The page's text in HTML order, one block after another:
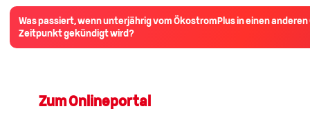
Was passiert, wenn unterjährig vom ÖkostromPlus in einen
Zeitpunkt gekündigt wird?
Zum Onlineportal